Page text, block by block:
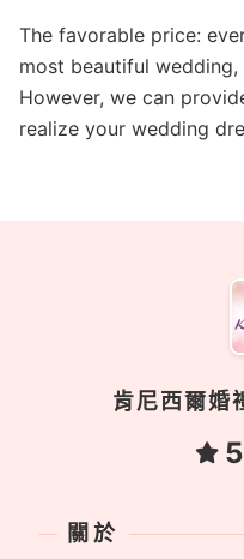
The favorable price:
most beautiful
However, we can
realize your wedding
肯尼西爾婚
5
關於